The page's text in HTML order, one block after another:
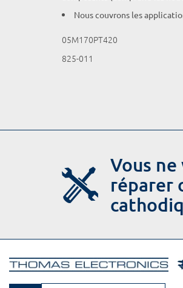
Nous couvrons les
05M170PT420
825-011
Vous
réparer